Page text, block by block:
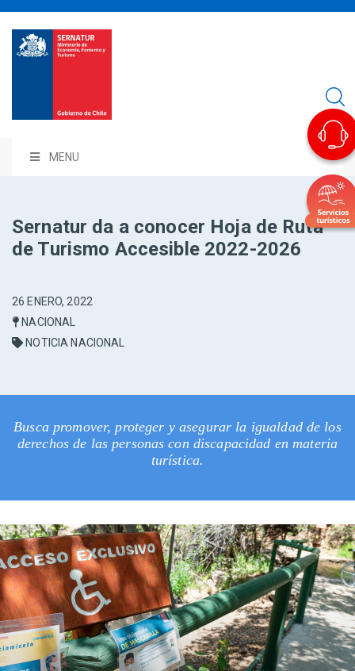
MENU
Sernatur da a conocer Hoja de Ruta
de Turismo Accesible 2022-2026
26 ENERO, 2022
NACIONAL
NOTICIA NACIONAL
Busca promover, proteger y asegurar la igualdad de los
derechos de las personas con discapacidad en materia
turística.